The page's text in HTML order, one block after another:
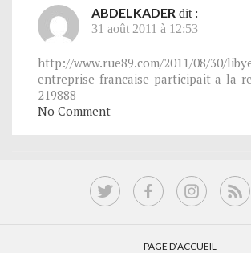
ABDELKADER dit :
31 août 2011 à 12:53
http://www.rue89.com/2011/08/30/
entreprise-francaise-participait-a-la-
219888
No Comment
PAGE D’ACCUEIL